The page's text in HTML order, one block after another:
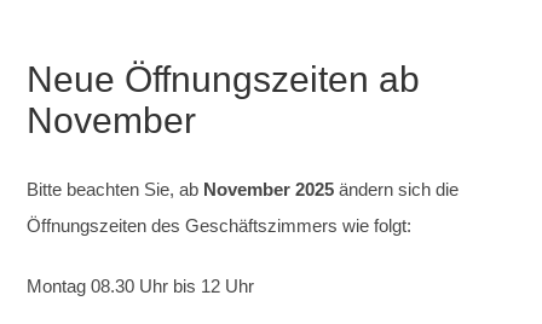
Neue Öffnungszeiten ab
November
Bitte beachten Sie, ab November 2025 ändern sich die
Öffnungszeiten des Geschäftszimmers wie folgt:
Montag 08.30 Uhr bis 12 Uhr